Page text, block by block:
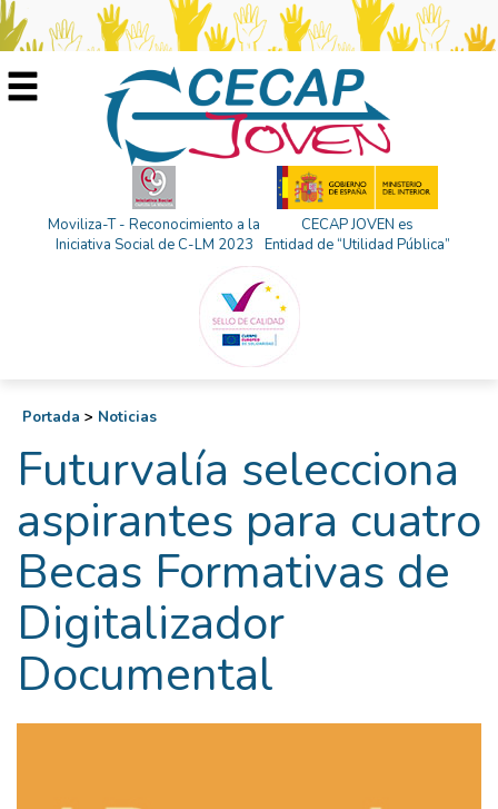
Moviliza-T - Reconocimiento a la
Iniciativa Social de C-LM 2023
CECAP JOVEN es
Entidad de “Utilidad Pública”
Portada > Noticias
Futurvalía selecciona
aspirantes para cuatro
Becas Formativas de
Digitalizador
Documental